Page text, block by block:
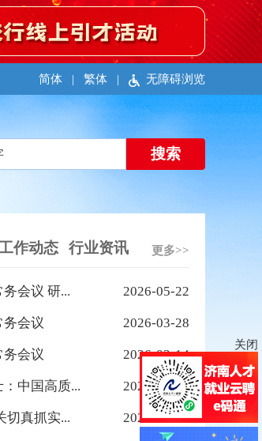
简体 | 繁体 | 无障碍浏览
作动态 行业资讯 更多>>
会议 研... 2026-05-22
会议 2026-03-28
会议 2026-03-14
中国高质... 2026-03-10
切真抓实... 2026-03-10
关闭